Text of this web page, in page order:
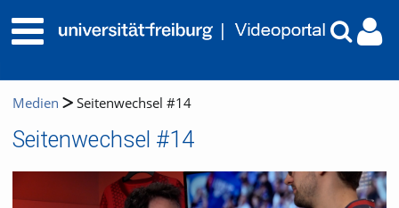
Medien Seitenwechsel #14
Seitenwechsel #14